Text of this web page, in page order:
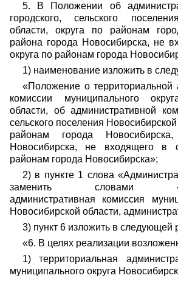
5. В Положении об
городского, сельского
области, округа по районам
района города Новосибирска, не
округа по районам города
1) наименование изложить в
«Положение о территориальной
комиссии муниципального
области, об административной
сельского поселения
районам города
Новосибирска, не входящего в
районам города Новосибирска»;
2) в пункте 1 слова
заменить словами
административная комиссия
Новосибирской области,
3) пункт 6 изложить в следующей
«6. В целях реализации
1) территориальная
муниципального округа